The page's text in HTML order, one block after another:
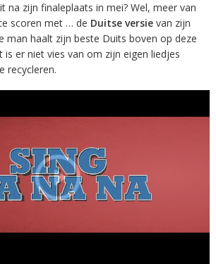
na zijn finaleplaats in mei? Wel, meer van
scoren met … de Duitse versievan zijn
man haalt zijn beste Duits boven op deze
is er niet vies van om zijn eigen liedjes
recycleren.